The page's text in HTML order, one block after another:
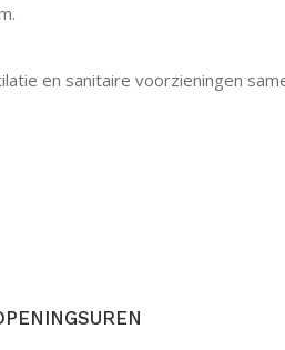
en sanitaire voorzieningen